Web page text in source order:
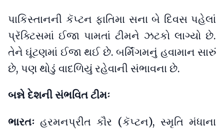
પાકિસ્તાનની કૅપ્ટન ફાતિમા સના બે દિવસ પહેલાં
પ્રૅક્ટિસમાં ઈજા પામતાં ટીમને ઝટકો લાગ્યો છે.
તેને ઘૂંટણમાં ઈજા થઈ છે. બર્મિંગમનું હવામાન સારું
છે, પણ થોડું વાદળિયું રહેવાની સંભાવના છે.
બન્ને દેશની સંભવિત ટીમઃ
ભારતઃહરમનપ્રીત કૌર (કૅપ્ટન), સ્મૃતિ મંધાના